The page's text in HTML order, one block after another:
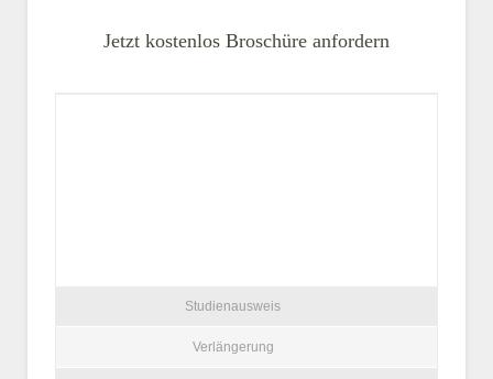
Jetzt kostenlos Broschüre anfordern
Studienausweis
Verlängerung